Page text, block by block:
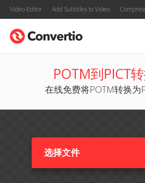
Video Editor Add Subtitles to Video
POTM到PICT
在线免费将POTM转换为
选择文件